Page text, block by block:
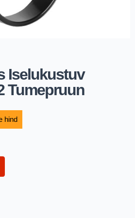
Iselukustuv
Tumepruun